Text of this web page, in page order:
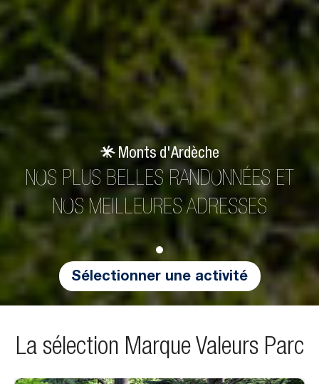
Monts d'Ardèche
NOS PLUS BELLES RANDONNÉES ET
NOS MEILLEURES ADRESSES
Sélectionner une activité
La sélection Marque Valeurs Parc